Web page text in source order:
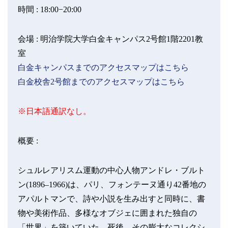
時間 : 18:00−20:00
会場 : 明治学院大学白金キャンパス2号館1階2201教
室
白金キャンパスまでのアクセスマップはこちら
白金校舎2号館までのアクセスマップはこちら
※日本語通訳なし。
概要 :
シュルレアリスム運動の中心人物アンドレ・ブルト
ン(1896–1966)は、パリ、フォンテーヌ通り42番地の
アパルトマンで、詩や小説を生み出すと同時に、書
物や美術作品、多様なオブジェに囲まれた独自の